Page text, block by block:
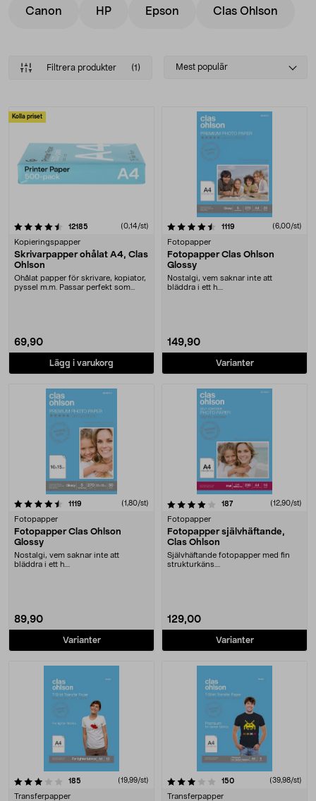
Canon HP Epson Clas Ohlson
Filtrera produkter (1)
Select
Mest populär
Produkter
Kolla priset
12185 recensioner(0,14/st)
Kopieringspapper
Skrivarpapper ohålat A4, Clas
Ohlson
Ohålat papper för skrivare, kopiator,
pyssel m.m. Passar perfekt som
69,90
Lägg i varukorg
4.5 av 5 stjärnor 1119 recensioner(6,00/st)
Fotopapper
Fotopapper Clas Ohlson
Glossy
Nostalgi, vem saknar inte att
bläddra i ett h....
149,90
Varianter
1119 (1,80/st)
Fotopapper
Fotopapper Clas Ohlson
Glossy
Nostalgi, vem saknar inte att
bläddra i ett h....
89,90
Varianter
4.0 av 5 stjärnor 187recensioner(12,90/st)
Fotopapper
Fotopapper självhäftande,
Clas Ohlson
Självhäftande fotopapper med fin
strukturkäns....
129,00
Varianter
185 recensioner(19,99/st)
Transferpapper
3.5 av 5 stjärnor 150recensioner(39,98/st)
Transferpapper